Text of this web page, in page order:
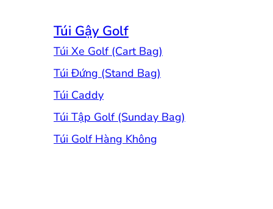
Túi Gậy Golf
Túi Xe Golf (Cart Bag)
Túi Đứng (Stand Bag)
Túi Caddy
Túi Tập Golf (Sunday Bag)
Túi Golf Hàng Không